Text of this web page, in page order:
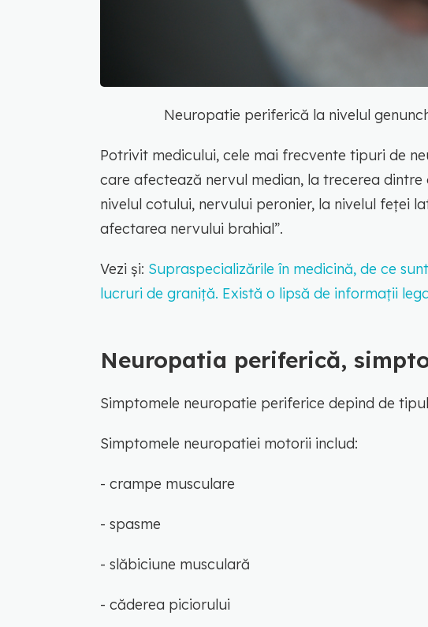
Neuropatie periferică la nivelul
Potrivit medicului, cele mai frecvente tipuri de
care afectează nervul median, la trecerea
nivelul cotului, nervului peronier, la nivelul feței
afectarea nervului brahial”.
Vezi și: Supraspecializările în medicină, de ce
lucruri de graniță. Există o lipsă de informații
Neuropatia periferică,
Simptomele neuropatie periferice depind de
Simptomele neuropatiei motorii includ:
- crampe musculare
- spasme
- slăbiciune musculară
- căderea piciorului